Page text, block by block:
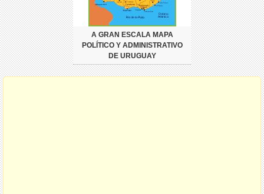
A GRAN ESCALA MAPA
POLÍTICO Y ADMINISTRATIVO
DE URUGUAY